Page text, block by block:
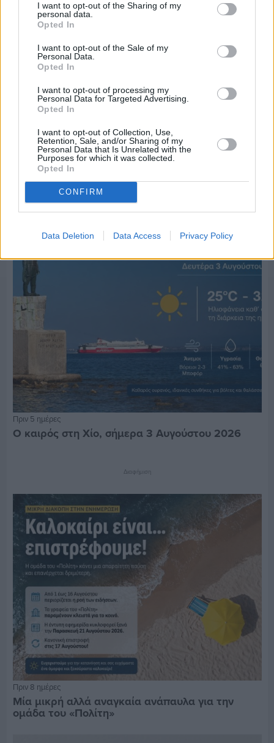
I want to opt-out of the Sharing of my
personal data.
Opted In
I want to opt-out of the Sale of my
Personal Data.
Opted In
I want to opt-out of processing my
Personal Data for Targeted Advertising.
Opted In
I want to opt-out of Collection, Use,
Retention, Sale, and/or Sharing of my
Personal Data that Is Unrelated with the
Purposes for which it was collected.
Opted In
CONFIRM
Data Deletion Data Access Privacy Policy
Πριν 5 ημέρες
70 χρόνια ιστορίας και συγκίνησης για το
Ανδρεάδειο Γυμνάσιο Βροντάδου
Πριν 5 ημέρες
Ο καιρός στη Χίο, σήμερα 3 Αυγούστου 2026
Διαφήμιση
Πριν 8 ημέρες
Μία μικρή αλλά αναγκαία ανάπαυλα για την
ομάδα του «Πολίτη»